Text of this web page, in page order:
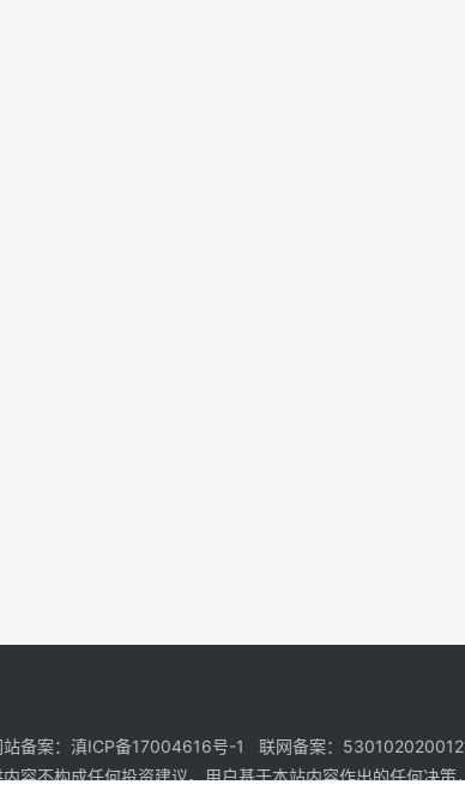
站备案：滇ICP备17004616号-1 联网备案：
容不构成任何投资建议。用户基于本站内容作出的任何决策